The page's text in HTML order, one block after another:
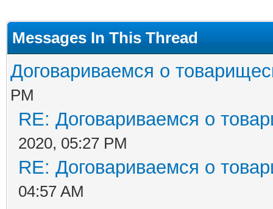
Messages In This Thread
Договариваемся о
PM
RE: Договариваемся о
2020, 05:27 PM
RE: Договариваемся о
04:57 AM